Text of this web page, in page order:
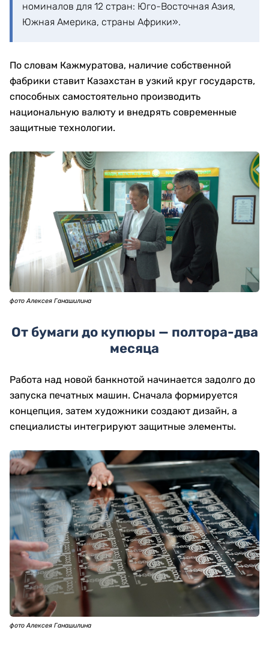
номиналов для 12 стран: Юго-Восточная Азия,
Южная Америка, страны Африки».
По словам Кажмуратова, наличие собственной
фабрики ставит Казахстан в узкий круг государств,
способных самостоятельно производить
национальную валюту и внедрять современные
защитные технологии.
фото Алексея Ганашилина
От бумаги до купюры — полтора-два
месяца
Работа над новой банкнотой начинается задолго до
запуска печатных машин. Сначала формируется
концепция, затем художники создают дизайн, а
специалисты интегрируют защитные элементы.
фото Алексея Ганашилина